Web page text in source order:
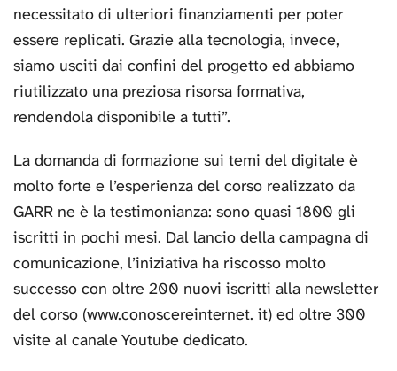
necessitato di ulteriori finanziamenti per poter
essere replicati. Grazie alla tecnologia, invece,
siamo usciti dai confini del progetto ed abbiamo
riutilizzato una preziosa risorsa formativa,
rendendola disponibile a tutti”.
La domanda di formazione sui temi del digitale è
molto forte e l’esperienza del corso realizzato da
GARR ne è la testimonianza: sono quasi 1800 gli
iscritti in pochi mesi. Dal lancio della campagna di
comunicazione, l’iniziativa ha riscosso molto
successo con oltre 200 nuovi iscritti alla newsletter
del corso (www.conoscereinternet. it) ed oltre 300
visite al canale Youtube dedicato.